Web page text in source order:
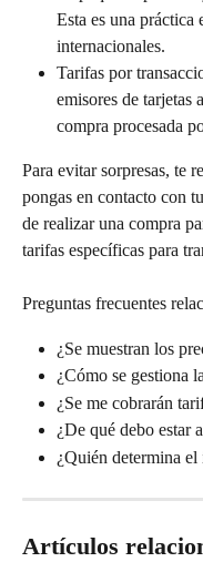
Esta es una práctica
internacionales.
Tarifas por
emisores de tarjetas
compra procesada
Para evitar sorpresas, te
pongas en contacto con
de realizar una compra
tarifas específicas para
Preguntas frecuentes
¿Se muestran los
¿Cómo se gestiona
¿Se me cobrarán
¿De qué debo estar
¿Quién determina
Artículos